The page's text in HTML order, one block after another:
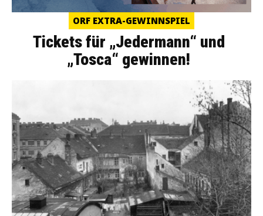
ORF EXTRA-GEWINNSPIEL
Tickets für „Jedermann“ und
„Tosca“ gewinnen!